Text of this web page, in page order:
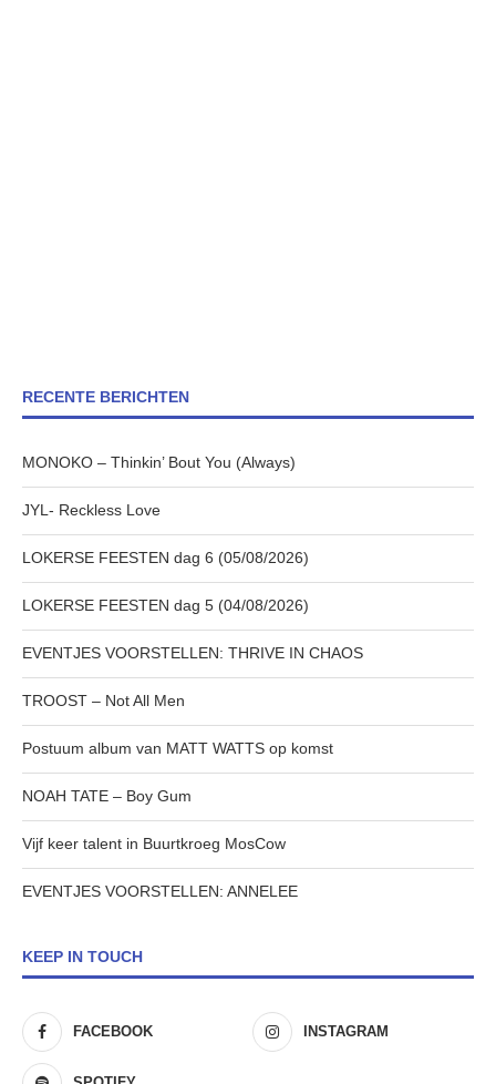
RECENTE BERICHTEN
MONOKO – Thinkin’ Bout You (Always)
JYL- Reckless Love
LOKERSE FEESTEN dag 6 (05/08/2026)
LOKERSE FEESTEN dag 5 (04/08/2026)
EVENTJES VOORSTELLEN: THRIVE IN CHAOS
TROOST – Not All Men
Postuum album van MATT WATTS op komst
NOAH TATE – Boy Gum
Vijf keer talent in Buurtkroeg MosCow
EVENTJES VOORSTELLEN: ANNELEE
KEEP IN TOUCH
FACEBOOK INSTAGRAM